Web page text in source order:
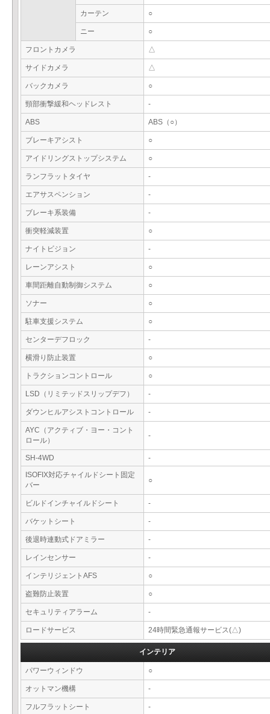
カーテン ○
ニー ○
フロントカメラ △
サイドカメラ △
バックカメラ ○
頸部衝撃緩和ヘッドレスト -
ABS ABS（○）
ブレーキアシスト ○
アイドリングストップシステム ○
ランフラットタイヤ -
エアサスペンション -
ブレーキ系装備 -
衝突軽減装置 ○
ナイトビジョン -
レーンアシスト ○
車間距離自動制御システム ○
ソナー ○
駐車支援システム ○
センターデフロック -
横滑り防止装置 ○
トラクションコントロール ○
LSD（リミテッドスリップデフ） -
ダウンヒルアシストコントロール -
AYC（アクティブ・ヨー・コント
ロール）
-
SH-4WD
-
ISOFIX対応チャイルドシート固定
バー
○
ビルドインチャイルドシート -
バケットシート -
後退時連動式ドアミラー -
レインセンサー -
インテリジェントAFS ○
盗難防止装置 ○
セキュリティアラーム -
ロードサービス 24時間緊急通報サービス(△)
インテリア
パワーウィンドウ ○
オットマン機構 -
フルフラットシート -